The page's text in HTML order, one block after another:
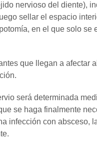
nervioso del diente),
sellar el espacio
en el que solo se
que llegan a afectar
será determinada
se haga finalmente
infección con absceso,